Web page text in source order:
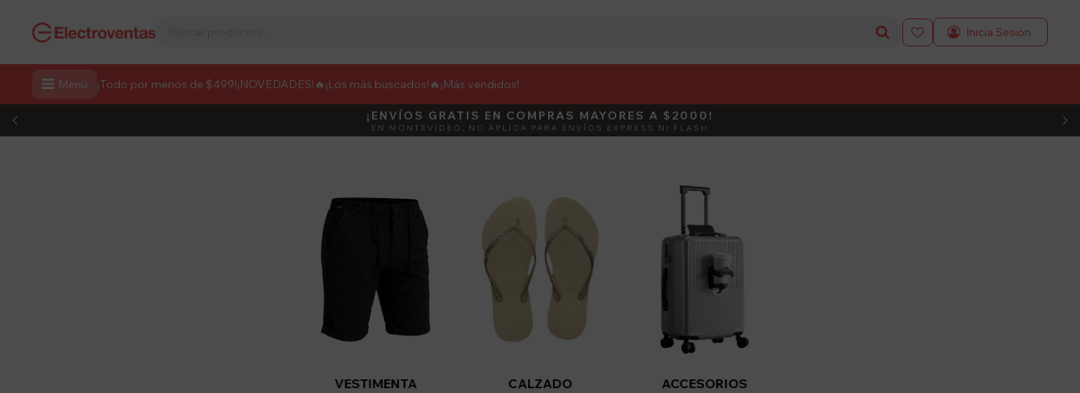
 Menú ¡Todo por menos de $499!¡NOVEDADES! 🔥¡Los más buscados!🔥 ¡Más vendidos!

DEBUT ACTIVÁ EL CÓDIGO
¡ENVÍOS GRATIS EN COMPRAS MAYORES A $2000!
EN MONTEVIDEO, NO APLICA PARA ENVÍOS EXPRESS NI FLASH
VESTIMENTA CALZADO ACCESORIOS